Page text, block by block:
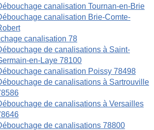
canalisation Tournan-en-Brie
canalisation Brie-Comte-
canalisation 78
de canalisations à Saint-
en-Laye 78100
canalisation Poissy 78498
de canalisations à Sartrouville
de canalisations à Versailles
de canalisations 78800